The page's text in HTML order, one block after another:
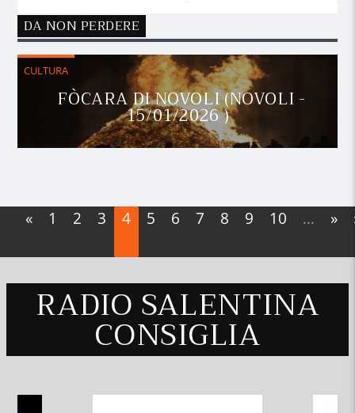
DA NON PERDERE
CULTURA
FÒCARA DI NOVOLI (NOVOLI -
15/01/2026 )
« 1 2 3 4 5 6 7 8 9 10 … »
RADIO SALENTINA
CONSIGLIA